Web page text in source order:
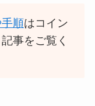
順はコイン
事をご覧く